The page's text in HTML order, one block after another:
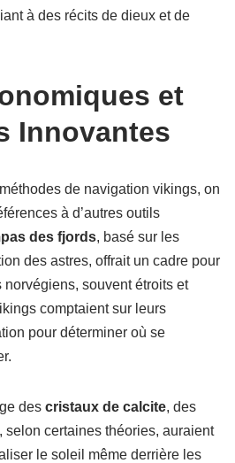
à des récits de dieux et de
et
Innovantes
de navigation vikings, on
à d’autres outils
des fjords, basé sur les
des astres, offrait un cadre pour
souvent étroits et
comptaient sur leurs
pour déterminer où se
des cristaux de calcite, des
selon certaines théories, auraient
le soleil même derrière les